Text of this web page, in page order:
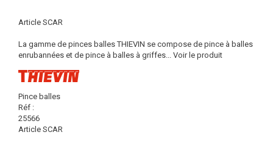
Article SCAR
La gamme de pinces balles THIEVIN se compose de pince à balles
enrubannées et de pince à balles à griffes... Voir le produit
Pince balles
Réf :
25566
Article SCAR